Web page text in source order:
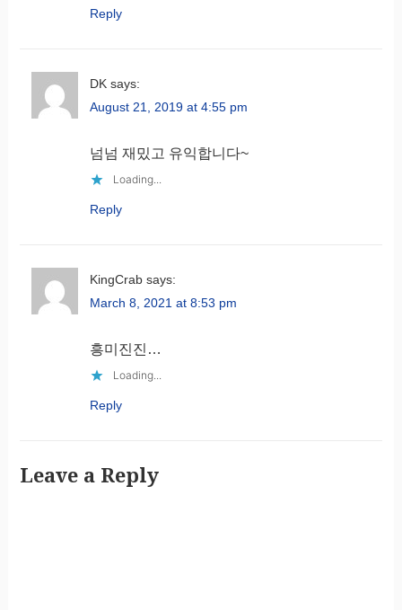
Reply
DK says:
August 21, 2019 at 4:55 pm
넘넘 재밌고 유익합니다~
Loading...
Reply
KingCrab says:
March 8, 2021 at 8:53 pm
흥미진진…
Loading...
Reply
Leave a Reply